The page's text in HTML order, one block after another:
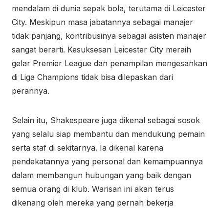
mendalam di dunia sepak bola, terutama di Leicester
City. Meskipun masa jabatannya sebagai manajer
tidak panjang, kontribusinya sebagai asisten manajer
sangat berarti. Kesuksesan Leicester City meraih
gelar Premier League dan penampilan mengesankan
di Liga Champions tidak bisa dilepaskan dari
perannya.
Selain itu, Shakespeare juga dikenal sebagai sosok
yang selalu siap membantu dan mendukung pemain
serta staf di sekitarnya. Ia dikenal karena
pendekatannya yang personal dan kemampuannya
dalam membangun hubungan yang baik dengan
semua orang di klub. Warisan ini akan terus
dikenang oleh mereka yang pernah bekerja